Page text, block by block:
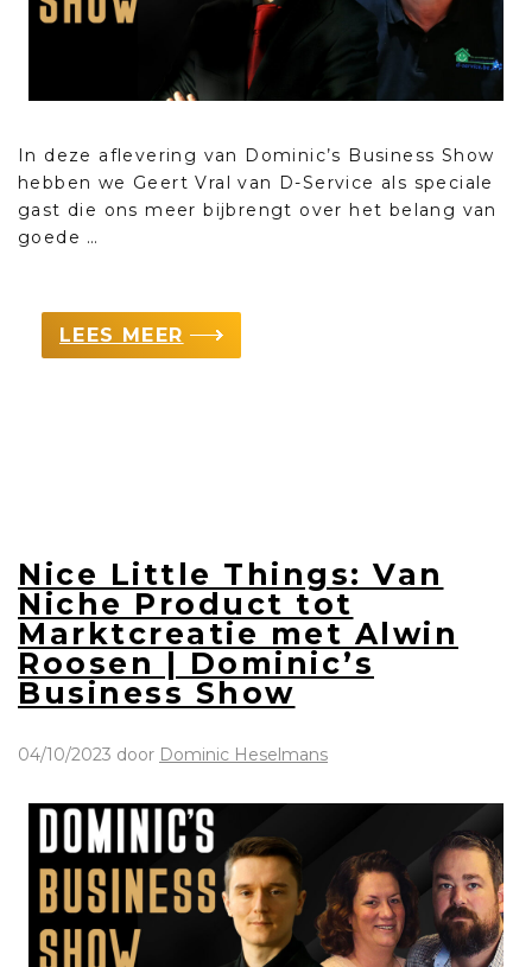
In deze aflevering van Dominic’s Business Show
hebben we Geert Vral van D-Service als speciale
gast die ons meer bijbrengt over het belang van
goede …
LEES MEER
Nice Little Things: Van
Niche Product tot
Marktcreatie met Alwin
Roosen | Dominic’s
Business Show
04/10/2023 door Dominic Heselmans